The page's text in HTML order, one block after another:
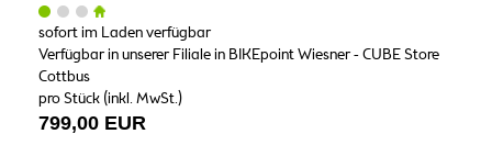
sofort im Laden verfügbar
Verfügbar in unserer Filiale in BIKEpoint Wiesner - CUBE Store
Cottbus
pro Stück (inkl. MwSt.)
799,00 EUR